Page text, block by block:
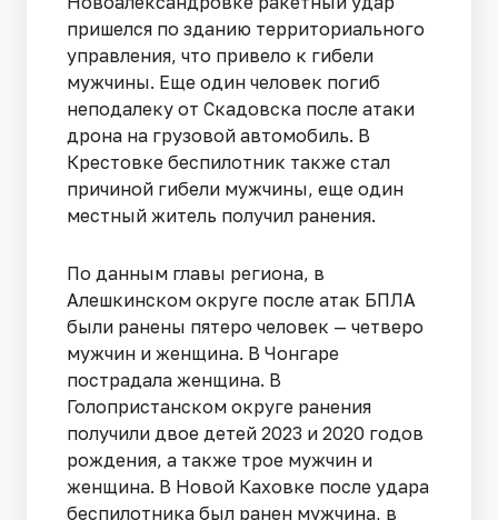
пришелся по зданию территориального
управления, что привело к гибели
мужчины. Еще один человек погиб
неподалеку от Скадовска после атаки
дрона на грузовой автомобиль. В
Крестовке беспилотник также стал
причиной гибели мужчины, еще один
местный житель получил ранения.
По данным главы региона, в
Алешкинском округе после атак БПЛА
были ранены пятеро человек — четверо
мужчин и женщина. В Чонгаре
пострадала женщина. В
Голопристанском округе ранения
получили двое детей 2023 и 2020 годов
рождения, а также трое мужчин и
женщина. В Новой Каховке после удара
беспилотника был ранен мужчина, в